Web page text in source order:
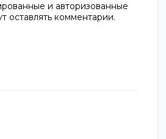
и авторизованные
оставлять комментарии.